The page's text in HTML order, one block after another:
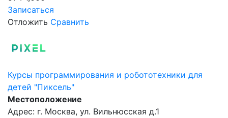
Записаться
Отложить Сравнить
Курсы программирования и робототехники для
детей "Пиксель"
Местоположение
Адрес: г. Москва, ул. Вильнюсская д.1